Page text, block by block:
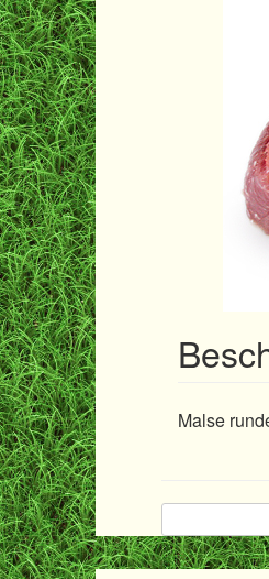
Malse